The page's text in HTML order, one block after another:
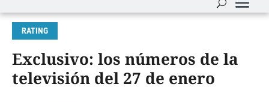
RATING
Exclusivo: los números de la
televisión del 27 de enero